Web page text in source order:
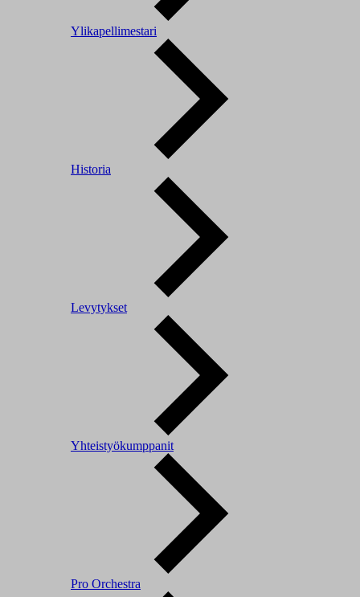
Ylikapellimestari
Historia
Levytykset
Yhteistyökumppanit
Pro Orchestra